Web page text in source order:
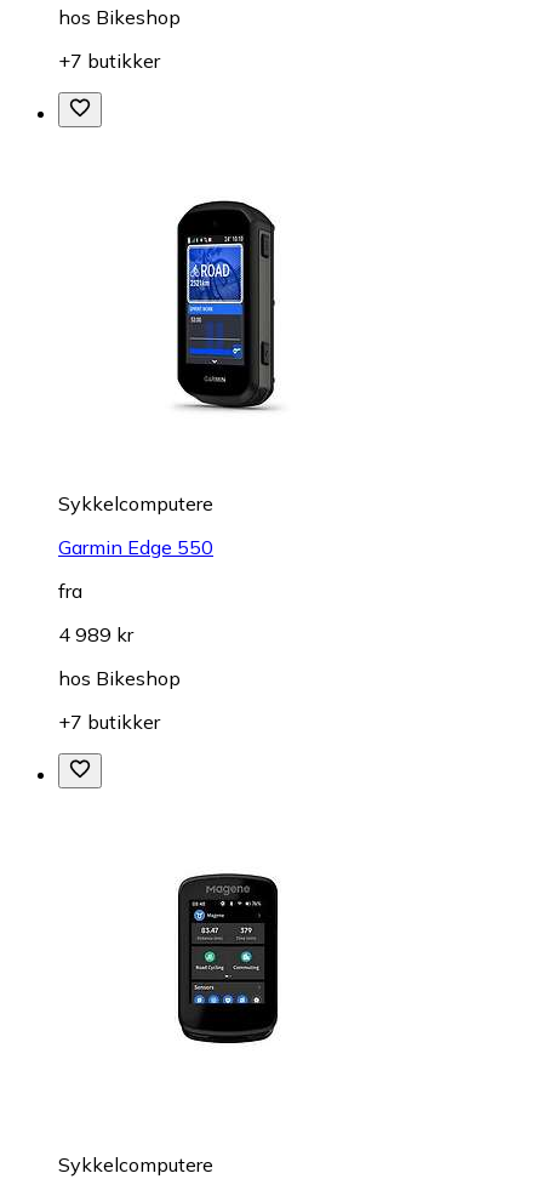
hos Bikeshop
+7 butikker
Sykkelcomputere
Garmin Edge 550
fra
4 989 kr
hos Bikeshop
+7 butikker
Sykkelcomputere